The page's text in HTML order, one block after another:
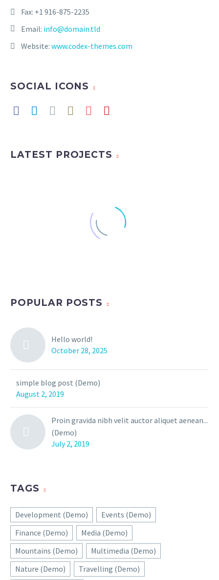
Fax: +1 916-875-2235
Email: info@domain.tld
Website: www.codex-themes.com
SOCIAL ICONS
LATEST PROJECTS
POPULAR POSTS
Hello world!
October 28, 2025
simple blog post (Demo)
August 2, 2019
Proin gravida nibh velit auctor aliquet aenean...
(Demo)
July 2, 2019
TAGS
Development (Demo)
Events (Demo)
Finance (Demo)
Media (Demo)
Mountains (Demo)
Multimedia (Demo)
Nature (Demo)
Travelling (Demo)